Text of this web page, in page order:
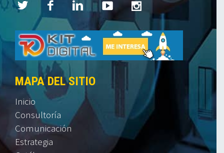
MAPA DEL SITIO
Inicio
Consultoría
Comunicación
Estrategia